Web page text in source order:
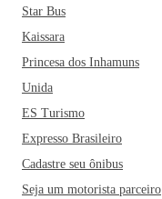
Star Bus
Kaissara
Princesa dos Inhamuns
Unida
ES Turismo
Expresso Brasileiro
Cadastre seu ônibus
Seja um motorista parceiro